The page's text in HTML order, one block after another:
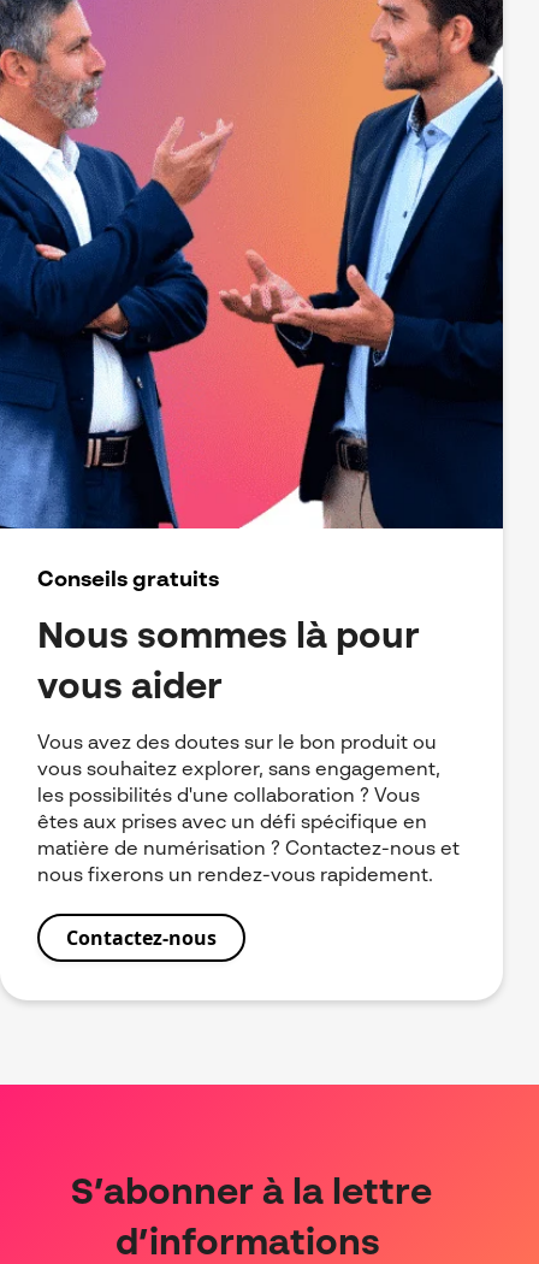
Conseils gratuits
Nous sommes là pour
vous aider
Vous avez des doutes sur le bon produit ou
vous souhaitez explorer, sans engagement,
les possibilités d'une collaboration ? Vous
êtes aux prises avec un défi spécifique en
matière de numérisation ?Contactez-nous et
nous fixerons un rendez-vous rapidement.
Contactez-nous
S’abonner à la lettre
d’informations